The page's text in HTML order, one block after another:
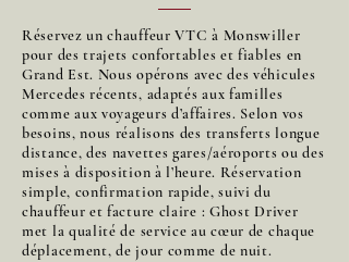
Réservez un chauffeur VTC à Monswiller
pour des trajets confortables et fiables en
Grand Est. Nous opérons avec des véhicules
Mercedes récents, adaptés aux familles
comme aux voyageurs d’affaires. Selon vos
besoins, nous réalisons des transferts longue
distance, des navettes gares/aéroports ou des
mises à disposition à l’heure. Réservation
simple, confirmation rapide, suivi du
chauffeur et facture claire : Ghost Driver
met la qualité de service au cœur de chaque
déplacement, de jour comme de nuit.